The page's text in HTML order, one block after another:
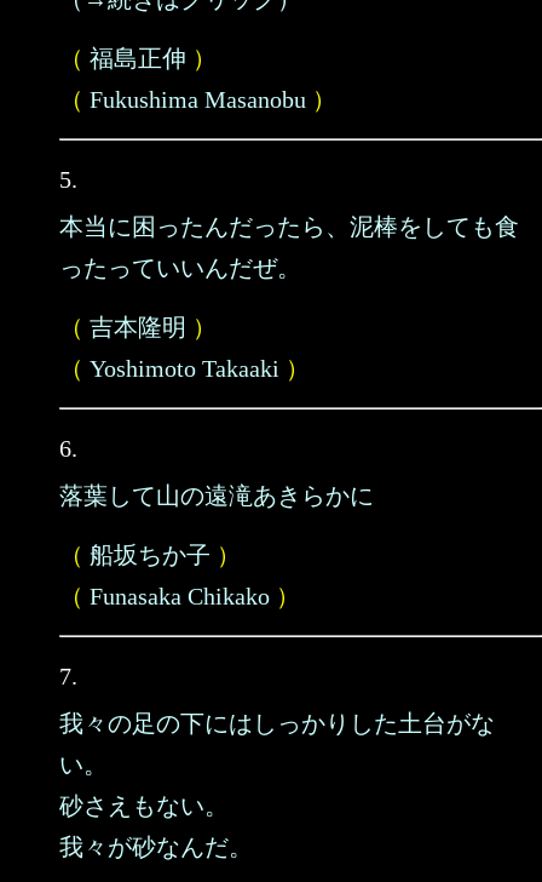
（ 福島正伸 ）
（ Fukushima Masanobu ）
5.
本当に困ったんだったら、泥棒をしても食
ったっていいんだぜ。
（ 吉本隆明 ）
（ Yoshimoto Takaaki ）
6.
落葉して山の遠滝あきらかに
（ 船坂ちか子 ）
（ Funasaka Chikako ）
7.
我々の足の下にはしっかりした土台がな
い。
砂さえもない。
我々が砂なんだ。